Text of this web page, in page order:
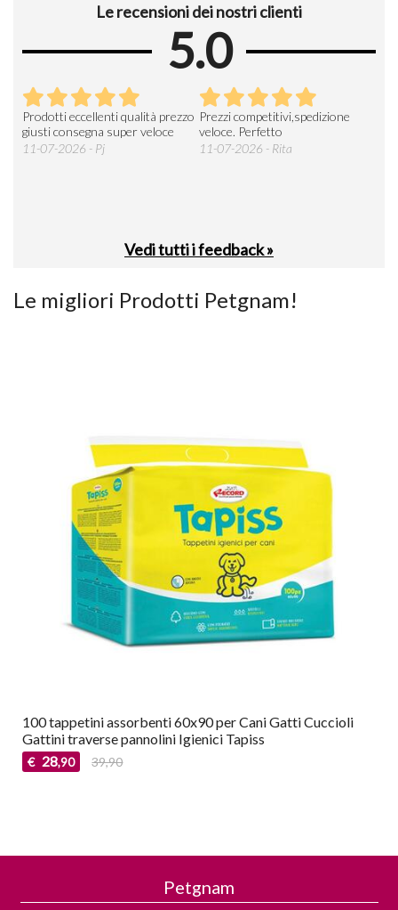
Le recensioni dei nostri clienti
5.0
Prodotti eccellenti qualità prezzo
giusti consegna super veloce
11-07-2026 - Pj
Prezzi competitivi,spedizione
veloce. Perfetto
11-07-2026 - Rita
Vedi tutti i feedback »
Le migliori Prodotti Petgnam!
100 tappetini assorbenti 60x90 per Cani Gatti Cuccioli
Gattini traverse pannolini Igienici Tapiss
€ 28,90 39,90
Petgnam